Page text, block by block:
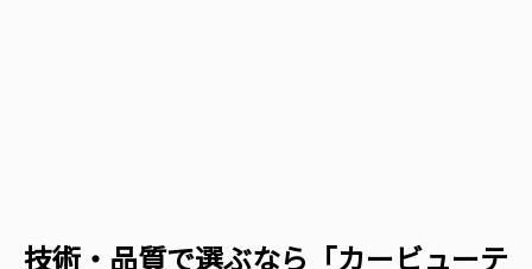
技術・品質で選ぶなら「カービューテ